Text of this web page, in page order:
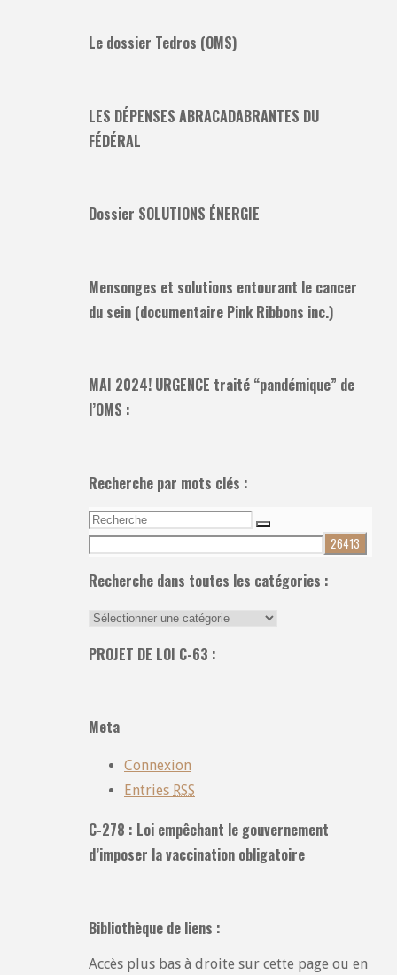
Le dossier Tedros (OMS)
LES DÉPENSES ABRACADABRANTES DU
FÉDÉRAL
Dossier SOLUTIONS ÉNERGIE
Mensonges et solutions entourant le cancer
du sein (documentaire Pink Ribbons inc.)
MAI 2024! URGENCE traité “pandémique” de
l’OMS :
Recherche par mots clés :
Recherche
pour:
Recherche
Recherche dans toutes les catégories :
Recherche
toutes
PROJET DE LOI C-63 :
Meta
Connexion
Entries RSS
C-278 : Loi empêchant le gouvernement
d’imposer la vaccination obligatoire
Bibliothèque de liens :
Accès plus bas à droite sur cette page ou en